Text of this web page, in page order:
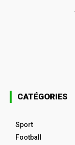
CATÉGORIES
Sport
Football